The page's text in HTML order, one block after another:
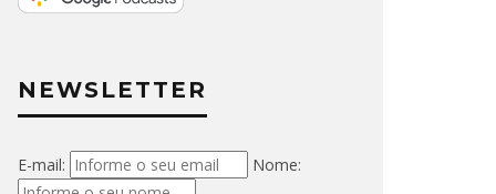
NEWSLETTER
E-mail: Nome: